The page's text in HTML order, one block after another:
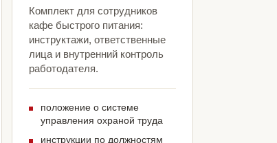
Комплект для сотрудников
кафе быстрого питания:
инструктажи, ответственные
лица и внутренний контроль
работодателя.
положение о системе
управления охраной труда
инструкции по должностям